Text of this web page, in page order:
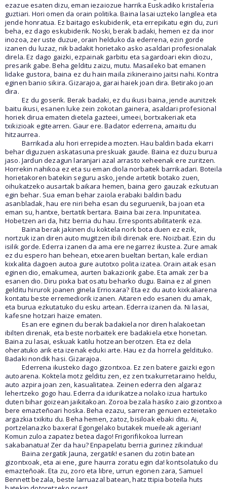
ezazue esaten dizu, eman iezaiozue harrika Euskadiko kristaleria
guztiari. Hori omen da orain politika. Baina lasai uzteko langilea eta
jende honratua. Ez baitago eskubiderik, eta errepikatu egin du, zuri
beha, ez dago eskubiderik. Noski, berak badaki, hemen ez da inor
inozoa, zer uste duzue, orain helduko da ederrena, ezin gorde
izanen du luzaz, nik badakit horietako asko asaldari profesionalak
direla. Ez dago gaizki, ezpainak garbitu eta sagardoari ekin diozu,
presarik gabe. Beha gelditu zaizu, mutu. Masaileko bat emanen
lidake gustora, baina ez du hain maila zikineraino jaitsi nahi. Kontra
eginen banio sikira. Gizarajoa, garai haiek joan dira. Betirako joan
dira.
Ez du goserik. Berak badaki, ez du ikusi baina, jende aunitzek
baitu ikusi, esanen luke zein zokotan gainera, asaldari profesional
horiek dirua ematen dietela gazteei, umeei, bortxakeriak eta
txikizioak egitearren. Gaur ere. Badator ederrena, amaitu du
hitzaurrea.
Barrikada alu hori errepidea mozten. Hau baldin bada ekarri
behar diguzuen askatasuna preskuak gaude. Baina ez duzu burua
jaso. Jardun dezagun laranjari azal arrasto xeheenak ere zuritzen.
Horrekin nahikoa ez eta su eman diola norbaitek barrikadari. Boteila
horietakoren batekin seguru asko, jende artetik botako zuen,
oihukatzeko ausartak baikara hemen, baina gero gauzak ezkutuan
egin behar. Sua eman behar zaiola erabaki baldin badu
asanbladak, hau ere niri beha esan du seguruenik, ba joan eta
eman su, hantxe, bertatik bertara. Baina bai zera. Inpunitatea.
Hobetzen ari da, hitz berria du hau. Errespontsabilitaterik eza.
Baina berak jakinen du koktela nork bota duen ez ezik,
nortzuk izan diren auto mugitzen ibili direnak ere. Noizbait. Ezin du
isilik gorde. Ederra izanen da ama ere negarrez ikustea. Zure amak
ez du espero han behean, etxearen bueltan bertan, kale erdian
kixkalita dagoen autoa gure autotxo polita izatea. Orain aitak esan
eginen dio, emakumea, aurten bakaziorik gabe. Eta amak zer ba
esanen dio. Diru pixka bat osatu beharko dugu. Baina ez al ginen
gelditu hirurok joanen ginela Errioxara? Eta ez du auto kixkaliarena
kontatu beste erremediorik izanen. Aitaren edo esanen du amak,
eta burua ezkutatuko du esku artean. Ederra izanen da. Ni lasai,
kafesne hotzari haize ematen.
Esan ere eginen du berak badakiela nor diren halakoetan
ibilten direnak, eta beste norbaitek ere badakiela etxe honetan.
Baina zu lasai, eskuak katilu hotzean berotzen. Eta ez dela
oheratuko arik eta izenak eduki arte. Hau ez da horrela geldituko.
Badaki nondik hasi. Gizarajoa.
Ederrena ikusteko dago gizontxoa. Ez zen batere gaizki egon
autoarena. Koktela motz gelditu zen, ez zen txakurretaraino heldu,
auto azpira joan zen, kasualitatea. Zeinen ederra den algaraz
lehertzeko gogo hau. Ederra da idurikatzea nolako izua hartuko
duten bihar goizean jaikitakoan. Zoroa bezala hasiko zaio gizontxoa
bere emazteñoari hoska. Beha ezazu, sarreran genuen ezteietako
argazkia txikitu du. Beha hemen, zatoz, bisiloak ebaki ditu. Ai,
portzelanazko baxera! Egongelako butakek mueileak agerian!
Komun zuloa zapatez betea dago! Frigorifikokoa lurrean
sakabanatua! Zer da hau? Enpapelatu berria gurinez zikindua!
Baina zergatik Jauna, zergatik! esanen du zotin batean
gizontxoak, eta ai ene, gure haurra zoratu egin da! kontsolatuko du
emazteñoak. Eta zu, zoro eta libre, urrun egonen zara, Samuel
Bennett bezala, beste larruazal batean, hatz ttipia boteila huts